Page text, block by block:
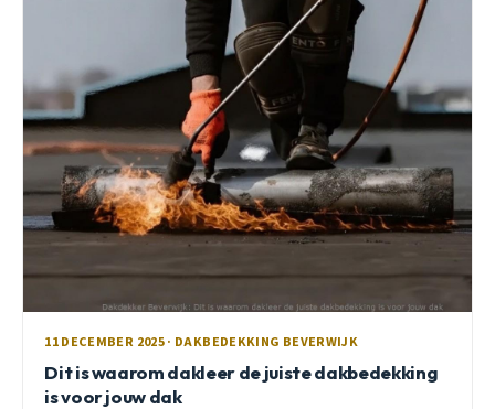
11 DECEMBER 2025 · DAKBEDEKKING BEVERWIJK
Dit is waarom dakleer de juiste dakbedekking
is voor jouw dak